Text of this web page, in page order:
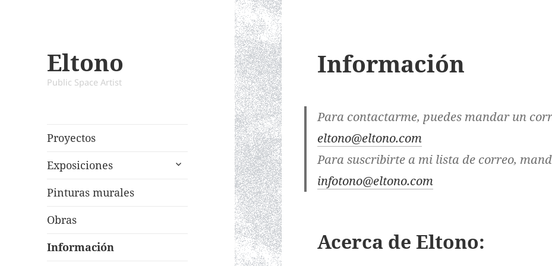
Eltono
Public Space Artist
Proyectos
Exposiciones
expand
Pinturas murales
Obras
Información
Información
Para contactarme, puedes mandar un
eltono@eltono.com
Para suscribirte a mi lista de correo,
infotono@eltono.com
Acerca de Eltono: